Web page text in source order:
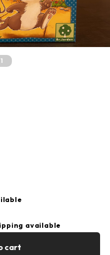
available
cart